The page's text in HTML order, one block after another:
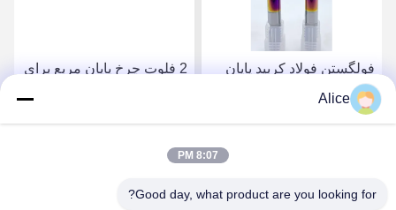
فولگستن فولاد کربید پایان
آسیاب با قطر مختلف ساقه
و جهت برش
بهترین قیمت رو بدست
بیار
2 فلوت چرخ پایان مربع برای
Alice
8:07 PM
Good day, what product are you looking for?